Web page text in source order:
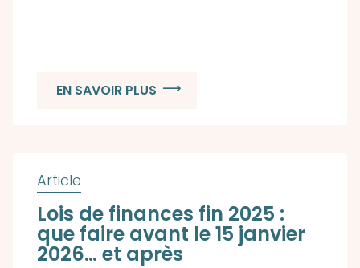
EN SAVOIR PLUS
Lois de finances fin 2025 :
que faire avant le 15 janvier
2026… et après